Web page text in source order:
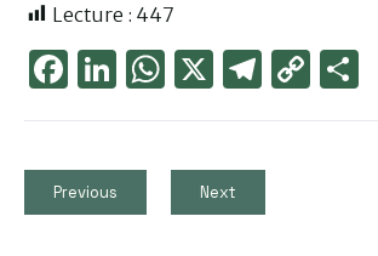
Lecture : 447
Face
Link
Wha
Tele
Cop
Previous Next